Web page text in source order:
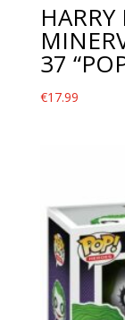
37
€17.99